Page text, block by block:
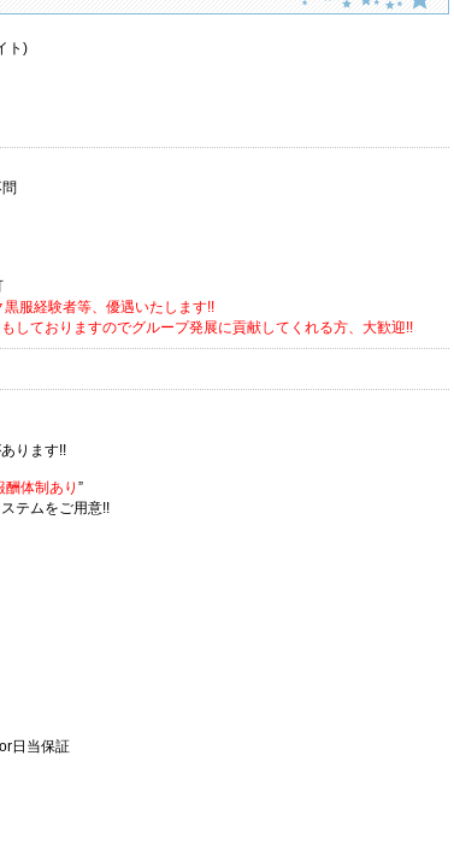
ト)
服経験者等、優遇いたします!!
しておりますのでグループ発展に貢献してくれる方、大歓迎!!
ります!!
酬体制あり ”
テムをご用意!!
日当保証